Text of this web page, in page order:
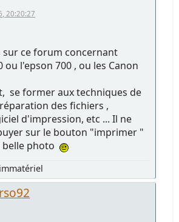
20:20:27
ce forum concernant
ou l'epson 700 , ou les Canon
se former aux techniques de
des fichiers ,
d'impression, etc ... Il ne
sur le bouton "imprimer "
belle photo